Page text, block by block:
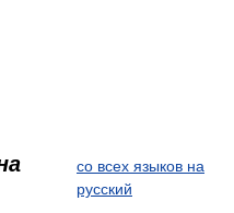
со всех языков на
русский